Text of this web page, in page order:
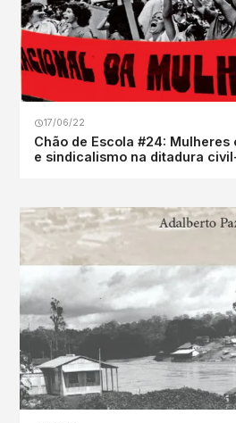
17/06/22
Chão de Escola #24: Mulheres operárias, trabalho
e sindicalismo na ditadura